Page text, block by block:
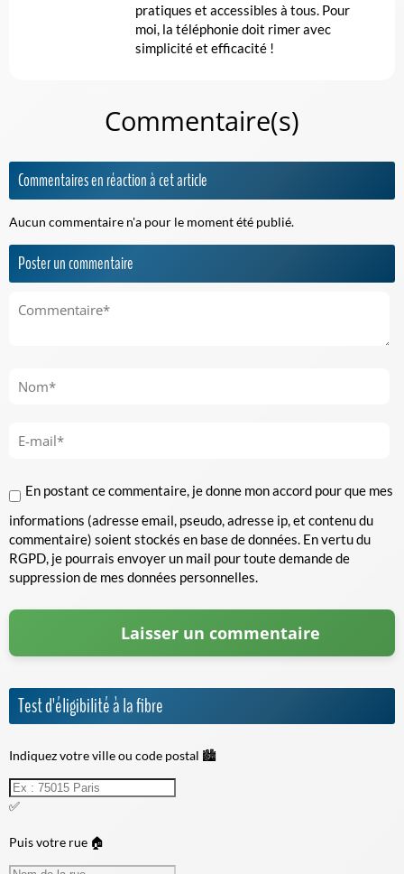
pratiques et accessibles à tous. Pour
moi, la téléphonie doit rimer avec
simplicité et efficacité !
Commentaire(s)
Commentaires en réaction à cet article
Aucun commentaire n'a pour le moment été publié.
Poster un commentaire
En postant ce commentaire, je donne mon accord pour que mes
informations (adresse email, pseudo, adresse ip, et contenu du
commentaire) soient stockés en base de données. En vertu du
RGPD, je pourrais envoyer un mail pour toute demande de
suppression de mes données personnelles.
Test d'éligibilité à la fibre
Indiquez votre ville ou code postal 🏙️
✅
Puis votre rue 🏠